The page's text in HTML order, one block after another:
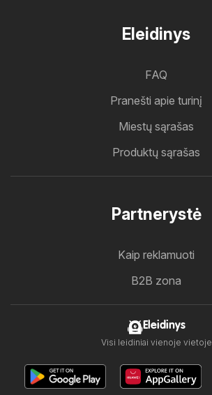
Eleidinys
FAQ
Pranešti apie turinį
Miestų sąrašas
Produktų sąrašas
Partnerystė
Kaip reklamuoti
B2B zona
Eleidinys
Visi leidiniai vienoje vietoje